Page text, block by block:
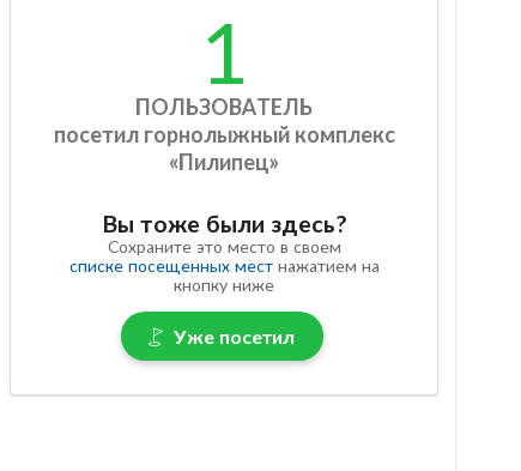
1
ПОЛЬЗОВАТЕЛЬ
посетил горнолыжный комплекс
«Пилипец»
Вы тоже были здесь?
Сохраните это место в своем
списке посещенных местнажатием на
кнопку ниже
Уже посетил